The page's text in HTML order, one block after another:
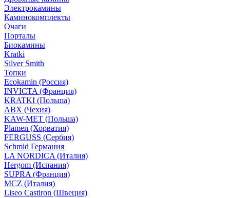
Электрокамины
Каминокомплекты
Очаги
Порталы
Биокамины
Kratki
Silver Smith
Топки
Ecokamin (Россия)
INVICTA (Франция)
KRATKI (Польша)
ABX (Чехия)
KAW-MET (Польша)
Plamen (Хорватия)
FERGUSS (Сербия)
Schmid Германия
LA NORDICA (Италия)
Hergom (Испания)
SUPRA (Франция)
MCZ (Италия)
Liseo Castiron (Швеция)